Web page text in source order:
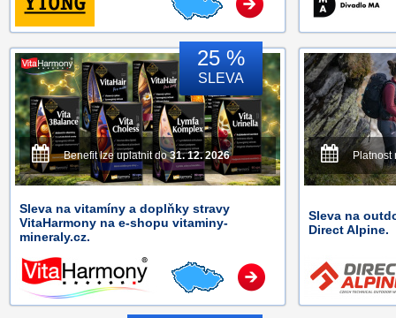
25 %
SLEVA
Benefit lze uplatnit do31. 12. 2026
Sleva na vitamíny a doplňky stravy
VitaHarmony na e-shopu vitaminy-
mineraly.cz.
Platnost
Sleva na
Direct Alpine.